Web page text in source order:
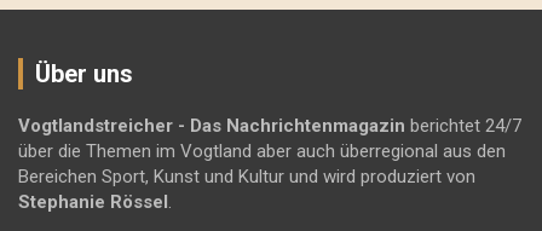
Über uns
Vogtlandstreicher - Das Nachrichtenmagazin berichtet 24/7
über die Themen im Vogtland aber auch überregional aus den
Bereichen Sport, Kunst und Kultur und wird produziert von
Stephanie Rössel .